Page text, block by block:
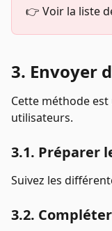
👉 Voir la liste
3. Envoyer
Cette méthode
utilisateurs.
3.1. Préparer
Suivez les
3.2.